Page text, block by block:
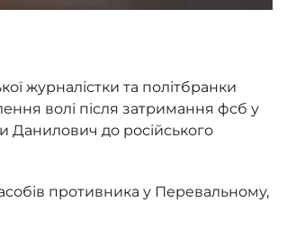
журналістки та політбранки
волі після затримання фсб у
Данилович до російського
противника у Перевальному,